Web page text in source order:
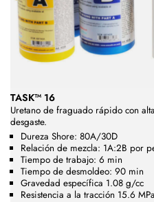
TASK™ 16
Uretano de fraguado rápido con
desgaste.
Dureza Shore: 80A/30D
Relación de mezcla: 1A:2B por
Tiempo de trabajo: 6 min
Tiempo de desmoldeo: 90 min
Gravedad específica 1.08 g/cc
Resistencia a la tracción 15.6 MPa